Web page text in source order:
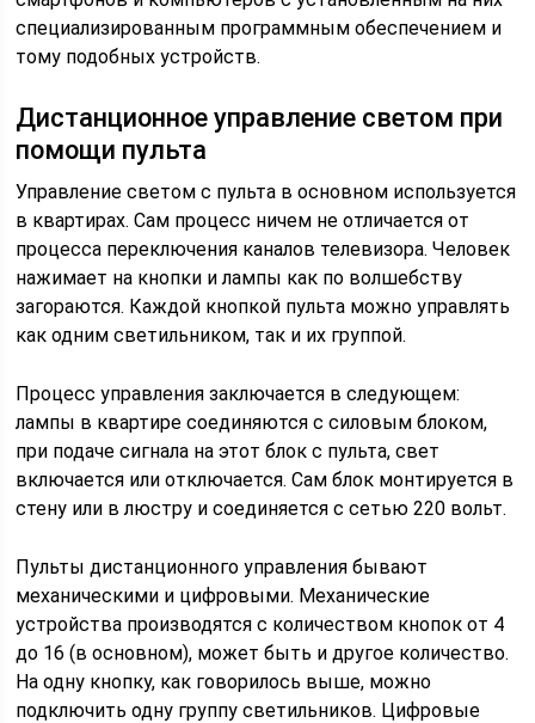
специализированным программным обеспечением и
тому подобных устройств.
Дистанционное управление светом при
помощи пульта
Управление светом с пульта в основном используется
в квартирах. Сам процесс ничем не отличается от
процесса переключения каналов телевизора. Человек
нажимает на кнопки и лампы как по волшебству
загораются. Каждой кнопкой пульта можно управлять
как одним светильником, так и их группой.
Процесс управления заключается в следующем:
лампы в квартире соединяются с силовым блоком,
при подаче сигнала на этот блок с пульта, свет
включается или отключается. Сам блок монтируется в
стену или в люстру и соединяется с сетью 220 вольт.
Пульты дистанционного управления бывают
механическими и цифровыми. Механические
устройства производятся с количеством кнопок от 4
до 16 (в основном), может быть и другое количество.
На одну кнопку, как говорилось выше, можно
подключить одну группу светильников. Цифровые